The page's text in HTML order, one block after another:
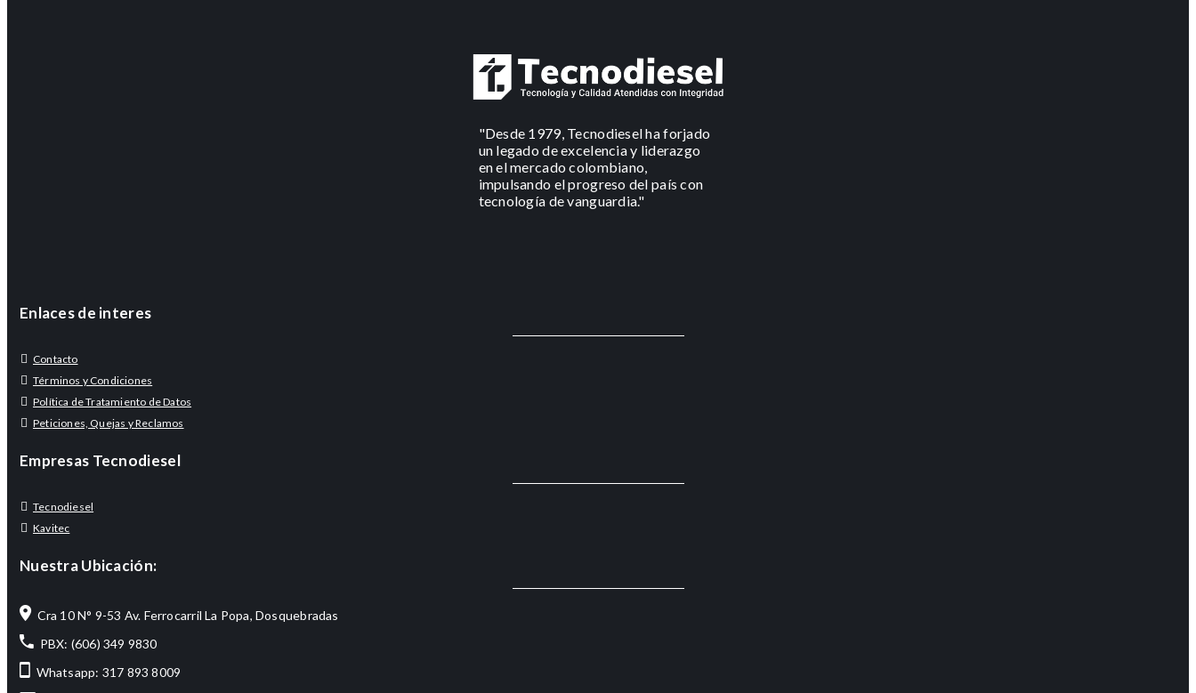
"Desde 1979, Tecnodiesel ha forjado
un legado de excelencia y liderazgo
en el mercado colombiano,
impulsando el progreso del país con
tecnología de vanguardia."
Enlaces de interes
Contacto
Términos y Condiciones
Política de Tratamiento de Datos
Peticiones, Quejas y Reclamos
Empresas Tecnodiesel
Tecnodiesel
Kavitec
Nuestra Ubicación:
Cra 10 N° 9-53 Av. Ferrocarril La Popa, Dosquebradas
PBX: (606) 349 9830
Whatsapp: 317 893 8009